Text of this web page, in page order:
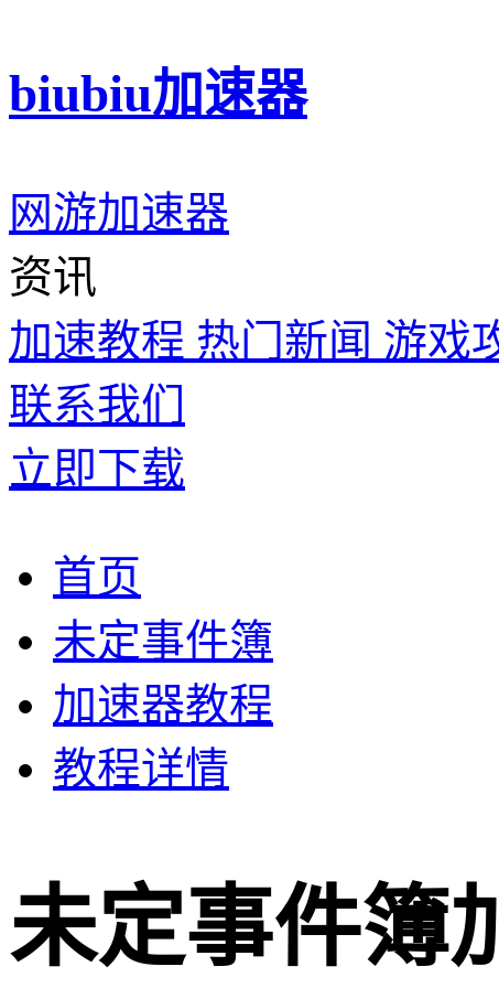
biubiu加速器
网游加速器
资讯
加速教程 热门新闻 游戏
联系我们
立即下载
首页
未定事件簿
加速器教程
教程详情
未定事件簿